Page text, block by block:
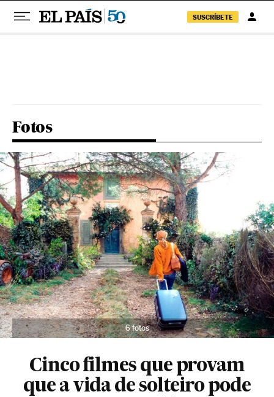
SUSCRÍBETE
Fotos
6 fotos
Cinco filmes que provam
que a vida de solteiro pode